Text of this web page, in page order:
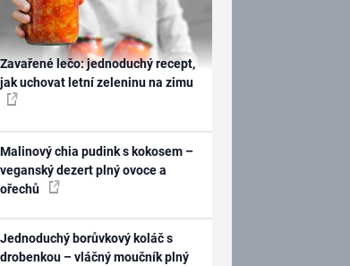
Zavařené lečo: jednoduchý recept,
jak uchovat letní zeleninu na zimu
Malinový chia pudink s kokosem –
veganský dezert plný ovoce a
ořechů
Jednoduchý borůvkový koláč s
drobenkou – vláčný moučník plný